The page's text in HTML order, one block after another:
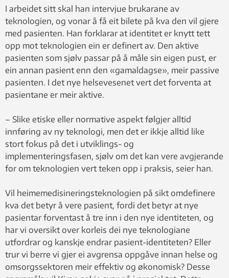
I arbeidet sitt skal han intervjue brukarane av
teknologien, og vonar å få eit bilete på kva den vil gjere
med pasienten. Han forklarar at identitet er knytt tett
opp mot teknologien ein er definert av. Den aktive
pasienten som sjølv passar på å måle sin eigen pust, er
ein annan pasient enn den «gamaldagse», meir passive
pasienten. I det nye helsevesenet vert det forventa at
pasientane er meir aktive.
– Slike etiske eller normative aspekt følgjer alltid
innføring av ny teknologi, men det er ikkje alltid like
stort fokus på det i utviklings- og
implementeringsfasen, sjølv om det kan vere avgjerande
for om teknologien vert teken opp i praksis, seier han.
Vil heimemedisineringsteknologien på sikt omdefinere
kva det betyr å vere pasient, fordi det betyr at nye
pasientar forventast å tre inn i den nye identiteten, og
har vi oversikt over korleis dei nye teknologiane
utfordrar og kanskje endrar pasient-identiteten? Eller
trur vi berre vi gjer ei avgrensa oppgåve innan helse og
omsorgssektoren meir effektiv og økonomisk? Desse